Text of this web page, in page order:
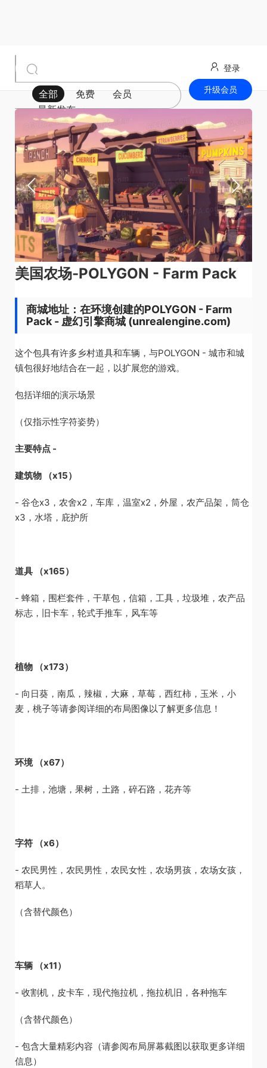
全部 免费
会员
最新发布
登录
升级会员
美国农场-POLYGON - Farm Pack
商城地址：在环境创建的POLYGON - Farm
Pack - 虚幻引擎商城 (unrealengine.com)
这个包具有许多乡村道具和车辆，与POLYGON - 城市和城
镇包很好地结合在一起，以扩展您的游戏。
包括详细的演示场景
（仅指示性字符姿势）
主要特点 -
建筑物 （x15）
- 谷仓x3，农舍x2，车库，温室x2，外屋，农产品架，筒仓
x3，水塔，庇护所
道具 （x165）
- 蜂箱，围栏套件，干草包，信箱，工具，垃圾堆，农产品
标志，旧卡车，轮式手推车，风车等
植物 （x173）
- 向日葵，南瓜，辣椒，大麻，草莓，西红柿，玉米，小
麦，桃子等请参阅详细的布局图像以了解更多信息！
环境 （x67）
- 土排，池塘，果树，土路，碎石路，花卉等
字符 （x6）
- 农民男性，农民男性，农民女性，农场男孩，农场女孩，
稻草人。
（含替代颜色）
车辆 （x11）
- 收割机，皮卡车，现代拖拉机，拖拉机旧，各种拖车
（含替代颜色）
- 包含大量精彩内容（请参阅布局屏幕截图以获取更多详细
信息）